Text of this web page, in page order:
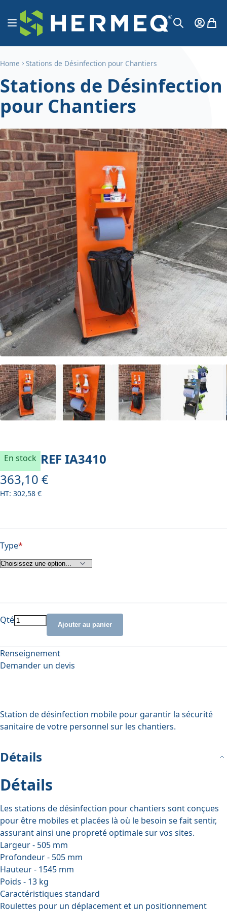
Aller au contenu
Affichage navigation
MonMon
Home Stations de Désinfection pour Chantiers
Stations de Désinfection
pour Chantiers
En stock REF IA3410
À partir de
363,10 €
302,58 €
Type
Qté Ajouter au panier
Renseignement
Demander un devis
Station de désinfection mobile pour garantir la sécurité
sanitaire de votre personnel sur les chantiers.
Détails
Détails
Les stations de désinfection pour chantiers sont conçues
pour être mobiles et placées là où le besoin se fait sentir,
assurant ainsi une propreté optimale sur vos sites.
Largeur - 505 mm
Profondeur - 505 mm
Hauteur - 1545 mm
Poids - 13 kg
Caractéristiques standard
Roulettes pour un déplacement et un positionnement